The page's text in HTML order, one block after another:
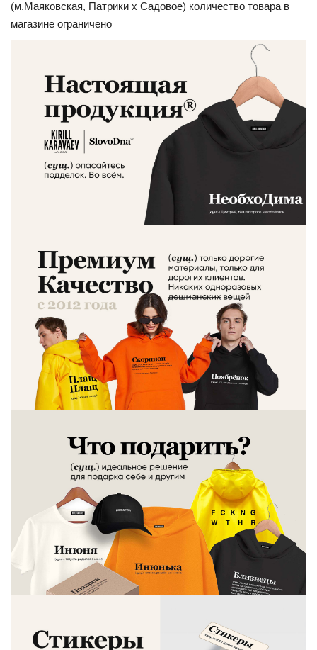
(м.Маяковская, Патрики x Садовое) количество товара в
магазине ограничено